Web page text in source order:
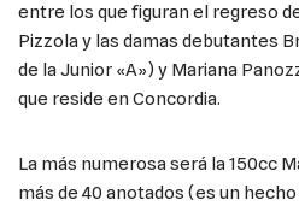
entre los que figuran el regreso
Pizzola y las damas debutantes
de la Junior «A») y Mariana
que reside en Concordia.
La más numerosa será la 150cc
más de 40 anotados (es un